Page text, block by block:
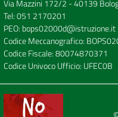
Via Mazzini 172/2 - 40139
Tel:051 2170201
PEO: bops02000d@istruzione.it
Codice Meccanografico:
Codice Fiscale: 80074870371
Codice Univoco Ufficio: UFEC0B